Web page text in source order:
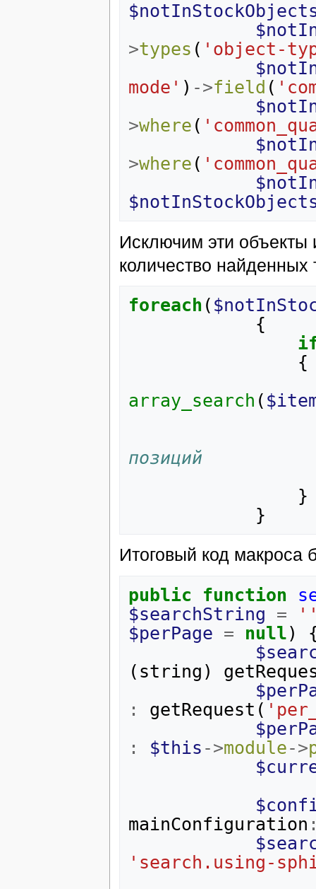
>types ( 'object-
mode' ) ->field (
>where (
>where (
Исключим эти
количество найденных
foreach (
{
{
array_search (
позиций
}
}
Итоговый код макроса
public function
$searchString
=
$perPage = null)
( string )
:
getRequest (
:
$this ->module->
mainConfiguration
'search.using-